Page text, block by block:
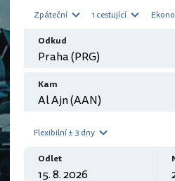
Zpáteční 1 cestující
Odkud
Kam
Flexibilní ± 3 dny
Odlet